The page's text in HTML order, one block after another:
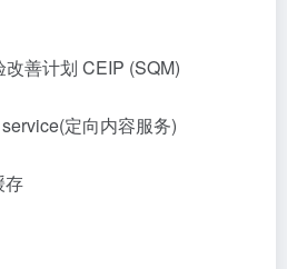
善计划 CEIP (SQM)
定向内容服务)
存